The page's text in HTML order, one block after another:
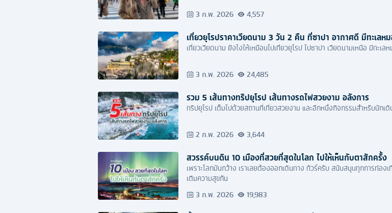
3 ก.พ. 2026 4,557
เที่ยวยุโรปราคาเวียดนาม 3 วัน 2 คืน ที่ซาปา อากาศดี มีทะเลห
เที่ยวเวียดนาม ยังไงให้เหมือนไปเที่ยวยุโรป ไปซาปา เวียดนามเหนื
3 ก.พ. 2026 24,485
รวม 5 เส้นทางทริปยุโรป เส้นทางรถไฟสวยงาม อลังการ
ทริปยุโรป เต็มไปด้วยสถานที่เที่ยวสวยงาม และอีกหนึ่งกิจกรรมสำหรับนัก
2 ก.พ. 2026 3,644
สวรรค์บนดิน 10 เมืองที่สวยที่สุดในโลก ไปให้เห็นกับตาสักครั้ง
เพราะโลกมันกว้าง เราเลยต้องออกเดินทาง ทัวร์ครับ สนับสนุนทุกการท่อง
เติมความสุขกัน
3 ก.พ. 2026 19,983